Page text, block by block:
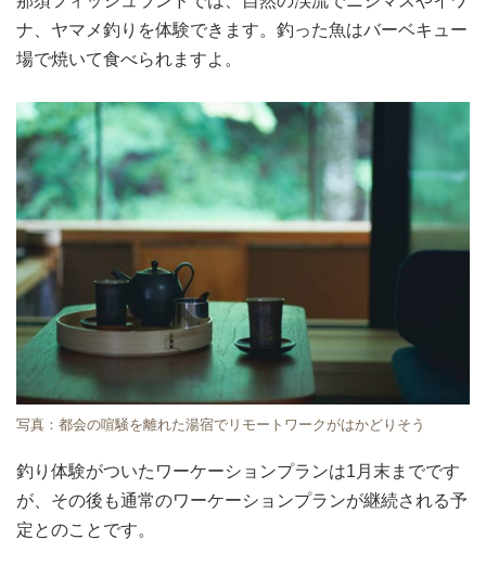
ナ、ヤマメ釣りを体験できます。釣った魚はバーベキュー
場で焼いて食べられますよ。
写真：都会の喧騒を離れた湯宿でリモートワークがはかどりそう
釣り体験がついたワーケーションプランは1月末までです
が、その後も通常のワーケーションプランが継続される予
定とのことです。